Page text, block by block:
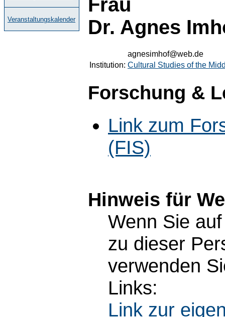
Veranstaltungskalender
Frau
Dr. Agnes
agnesimhof@web.de
Institution: Cultural Studies of the
Forschung &
Link zum
(FIS)
Hinweis für
Wenn Sie
zu dieser
verwenden
Links:
Link zur